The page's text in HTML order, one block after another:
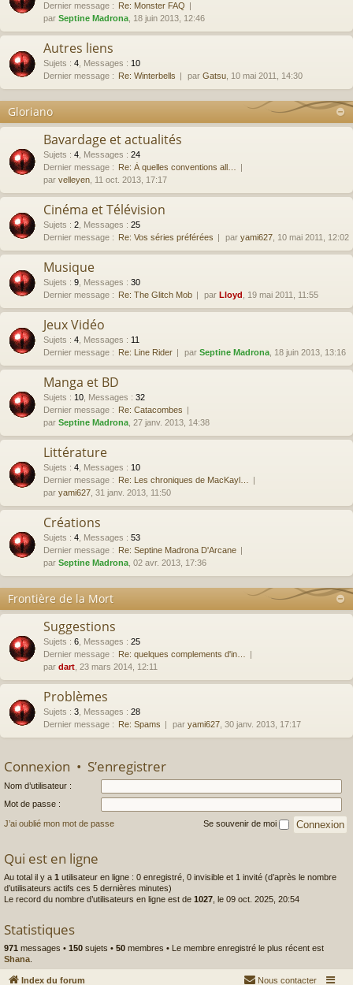
Dernier message : Re: Monster FAQ
par Septine Madrona , 18 juin 2013, 12:46
Autres liens
Sujets : 4 Messages : 10
Dernier message : Re: Winterbells par Gatsu , 10 mai 2011, 14:30
Gloriano
Bavardage et actualités
Sujets : 4 Messages : 24
Dernier message : Re: À quelles conventions all…
par velleyen , 11 oct. 2013, 17:17
Cinéma et Télévision
Sujets : 2 Messages : 25
Dernier message : Re: Vos séries préférées par yami627 , 10 mai 2011, 12:02
Musique
Sujets : 9 Messages : 30
Dernier message : Re: The Glitch Mob par Lloyd , 19 mai 2011, 11:55
Jeux Vidéo
Sujets : 4 Messages : 11
Dernier message : Re: Line Rider par Septine Madrona , 18 juin 2013, 13:16
Manga et BD
Sujets : 10 Messages : 32
Dernier message : Re: Catacombes
par Septine Madrona , 27 janv. 2013, 14:38
Littérature
Sujets : 4 Messages : 10
Dernier message : Re: Les chroniques de MacKayl…
par yami627 , 31 janv. 2013, 11:50
Créations
Sujets : 4 Messages : 53
Dernier message : Re: Septine Madrona D'Arcane
par Septine Madrona , 02 avr. 2013, 17:36
Frontière de la Mort
Suggestions
Sujets : 6 Messages : 25
Dernier message : Re: quelques complements d'in…
par dart , 23 mars 2014, 12:11
Problèmes
Sujets : 3 Messages : 28
Dernier message : Re: Spams par yami627 , 30 janv. 2013, 17:17
Connexion • S’enregistrer
Nom d’utilisateur :
Mot de passe :
J’ai oublié mon mot de passe Se souvenir de moi
Qui est en ligne
Au total il y a 1 utilisateur en ligne : 0 enregistré, 0 invisible et 1 invité (d’après le nombre
d’utilisateurs actifs ces 5 dernières minutes)
Le record du nombre d’utilisateurs en ligne est de 1027, le 09 oct. 2025, 20:54
Statistiques
971 messages • 150 sujets • 50 membres • Le membre enregistré le plus récent est
Shana.
Index du forum Nous contacter